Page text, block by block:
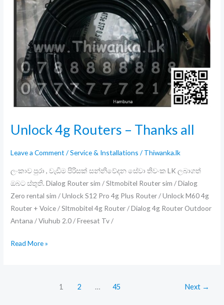
Unlock 4g Routers – Thanks all
Leave a Comment /Service & Installations / Thiwanka.lk
ලංකාව පුරා , වැඩිම පිරිසක් සන්නිවේදන සේවා තිවංක LK ලබාගත්
ඔබට ස්තුති. Dialog Router sim / Sltmobitel Router sim / Dialog
Zero rental sim / Unlock S12 Pro 4g Plus Router / Unlock M60 4g
Router + Voice / Sltmobitel 4g Router / Dialog 4g Router Outdoor
Antana / Viuhub 2.0 / Freesat Tv /
Unlock
Read More »
1 2 … 45 Next →